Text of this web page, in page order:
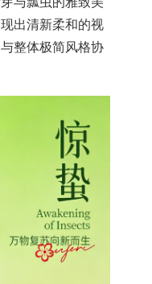
出清新柔和的视
整体极简风格协